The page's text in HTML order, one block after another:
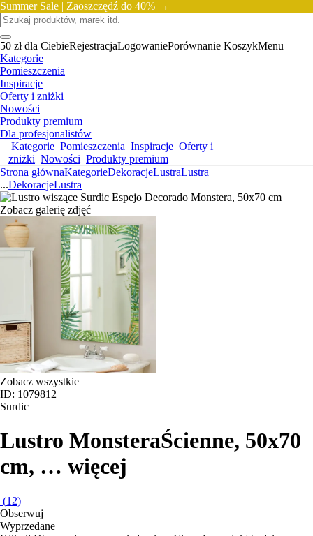
Summer Sale | Zaoszczędź do 40% →
50 zł dla CiebieRejestracjaLogowaniePorównanie KoszykMenu
Kategorie
Pomieszczenia
Inspiracje
Oferty i zniżki
Nowości
Produkty premium
Dla profesjonalistów
Kategorie Pomieszczenia Inspiracje Oferty i
zniżki Nowości Produkty premium
Strona głównaKategorieDekoracjeLustraLustra
...DekoracjeLustra
Zobacz galerię zdjęć
Zobacz wszystkie
ID: 1079812
Surdic
Lustro MonsteraŚcienne, 50x70
cm, … więcej
(12)
Obserwuj
Wyprzedane